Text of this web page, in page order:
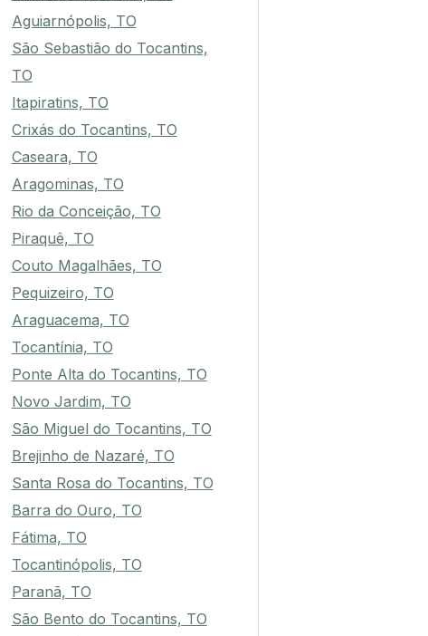
Aguiarnópolis, TO
São Sebastião do Tocantins,
TO
Itapiratins, TO
Crixás do Tocantins, TO
Caseara, TO
Aragominas, TO
Rio da Conceição, TO
Piraquê, TO
Couto Magalhães, TO
Pequizeiro, TO
Araguacema, TO
Tocantínia, TO
Ponte Alta do Tocantins, TO
Novo Jardim, TO
São Miguel do Tocantins, TO
Brejinho de Nazaré, TO
Santa Rosa do Tocantins, TO
Barra do Ouro, TO
Fátima, TO
Tocantinópolis, TO
Paranã, TO
São Bento do Tocantins, TO